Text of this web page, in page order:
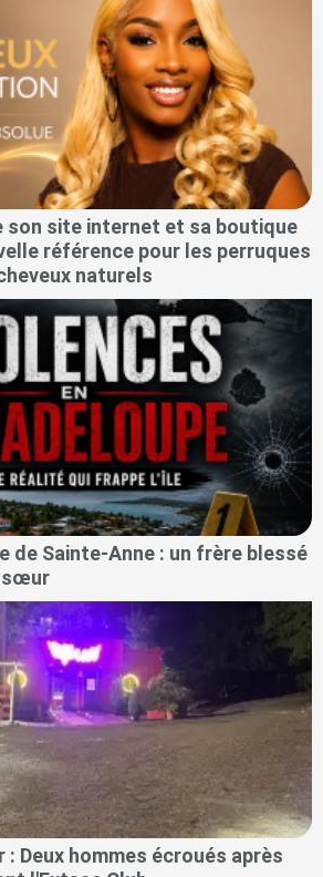
son site internet et sa boutique
référence pour les perruques
naturels
de Sainte-Anne : un frère blessé
sœur
Deux hommes écroués après